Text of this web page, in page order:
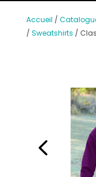
Accueil /
/ Sweatshirts /